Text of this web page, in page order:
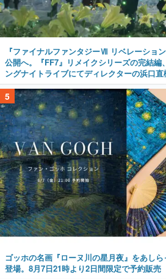
『ファイナルファンタジーⅦ リベレーショ
公開へ。『FF7』リメイクシリーズの完結
ングナイトライブにてディレクターの浜口
5
ゴッホの名画『ローヌ川の星月夜』をあし
登場。8月7日21時より2日間限定で予約販売